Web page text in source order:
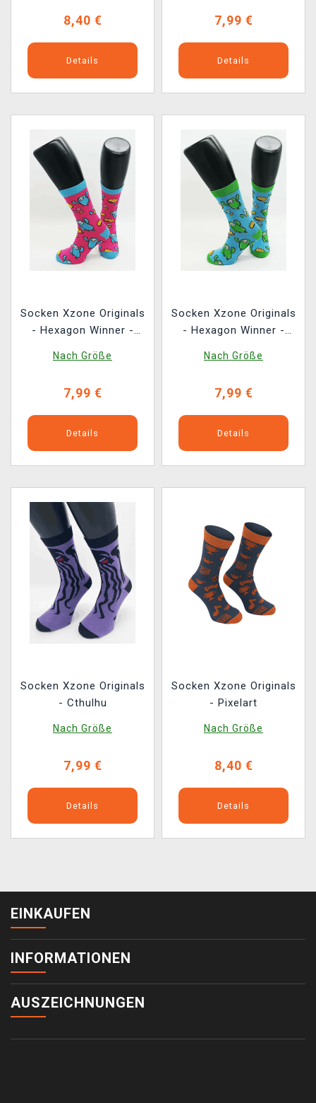
8,40 €
Details
7,99 €
Details
Socken Xzone Originals
- Hexagon Winner -
Nach Größe
7,99 €
Details
Socken Xzone Originals
- Hexagon Winner -
Nach Größe
7,99 €
Details
Socken Xzone Originals
- Cthulhu
Nach Größe
7,99 €
Details
Socken Xzone Originals
- Pixelart
Nach Größe
8,40 €
Details
EINKAUFEN
INFORMATIONEN
AUSZEICHNUNGEN